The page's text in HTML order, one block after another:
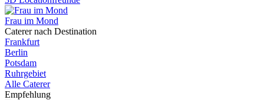
Frau im Mond
Caterer nach Destination
Frankfurt
Berlin
Potsdam
Ruhrgebiet
Alle Caterer
Empfehlung